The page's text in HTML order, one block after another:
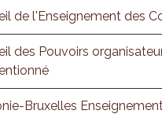
de l'Enseignement des
des Pouvoirs
Bruxelles